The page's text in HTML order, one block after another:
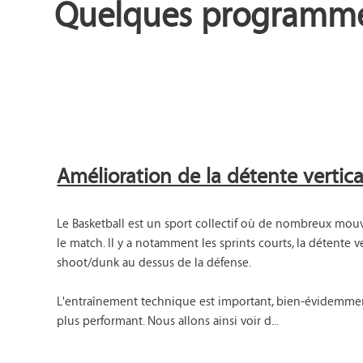
Quelques
Amélioration de la détente
Le Basketball est un sport collectif où de nombreux
le match. Il y a notamment les sprints courts, la détente
shoot/dunk au dessus de la défense.
L'entraînement technique est important, bien-
plus performant. Nous allons ainsi voir d...